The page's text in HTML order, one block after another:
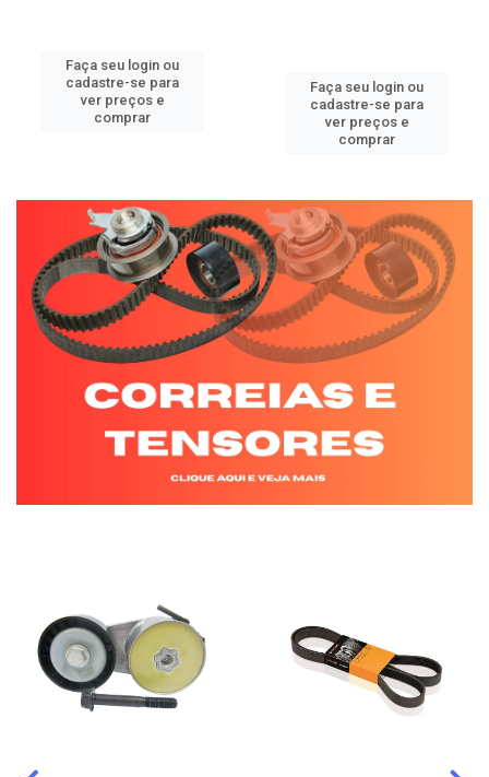
Faça seu login ou
cadastre-se para
ver preços e
comprar
Faça seu login ou
cadastre-se para
ver preços e
comprar